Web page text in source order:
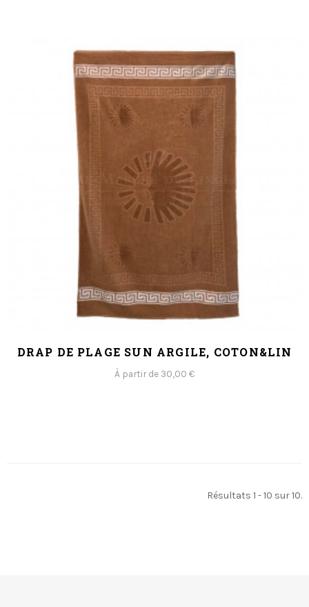
DRAP DE PLAGE SUN ARGILE, COTON&LIN
À partir de 30,00 €
Résultats 1 - 10 sur 10.